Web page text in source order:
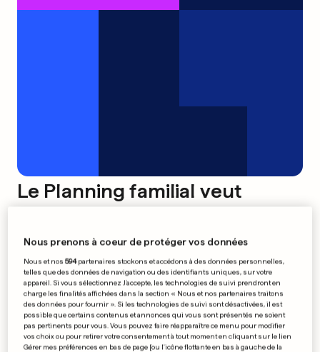
Le Planning familial veut
200 millions d'euros pour le
train
0 0
Nous prenons à coeur de protéger vos données
Nous et nos594partenaires stockons et accédons à des données personnelles,
telles que des données de navigation ou des identifiants uniques, sur votre
appareil. Si vous sélectionnez J'accepte, les technologies de suivi prendront en
charge les finalités affichées dans la section « Nous et nos partenaires traitons
des données pour fournir ». Si les technologies de suivi sont désactivées, il est
possible que certains contenus et annonces qui vous sont présentés ne soient
pas pertinents pour vous. Vous pouvez faire réapparaître ce menu pour modifier
vos choix ou pour retirer votre consentement à tout moment en cliquant sur le lien
Gérer mes préférences en bas de page [ou l'icône flottante en bas à gauche de la